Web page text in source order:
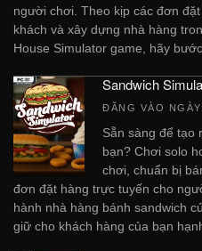
người chơi. Theo kịp các đơn
khách và xây dựng nhà hàng
House Simulator game, hãy bước
Sandwich
ĐĂNG VÀO
Sẵn sàng để tạo
bạn? Chơi solo
chơi, chuẩn bị
đơn đặt hàng trực tuyến cho
hành nhà hàng bánh sandwich
giữ cho khách hàng của bạn